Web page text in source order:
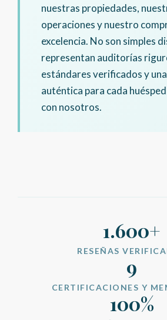
nuestras propiedades,
operaciones y nuestro
excelencia. No son simples
representan auditorías
estándares verificados y
auténtica para cada
con nosotros.
1.600+
RESEÑAS
9
CERTIFICACIONES Y
100%